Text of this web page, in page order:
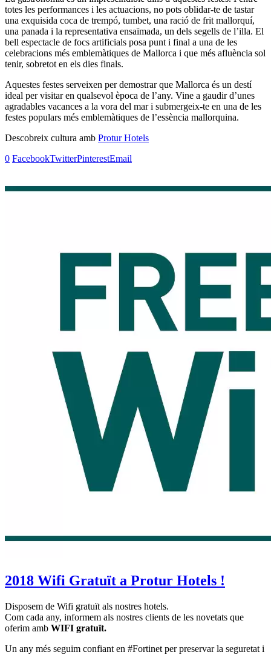
totes les performances i les actuacions, no pots oblidar-te de tastar
una exquisida coca de trempó, tumbet, una ració de frit mallorquí,
una panada i la representativa ensaïmada, un dels segells de l’illa. El
bell espectacle de focs artificials posa punt i final a una de les
celebracions més emblemàtiques de Mallorca i que més afluència sol
tenir, sobretot en els dies finals.
Aquestes festes serveixen per demostrar que Mallorca és un destí
ideal per visitar en qualsevol època de l’any. Vine a gaudir d’unes
agradables vacances a la vora del mar i submergeix-te en una de les
festes populars més emblemàtiques de l’essència mallorquina.
Descobreix cultura amb Protur Hotels
0 FacebookTwitterPinterestEmail
2018 Wifi Gratuït a Protur Hotels !
Disposem de Wifi gratuït als nostres hotels.
Com cada any, informem als nostres clients de les novetats que
oferim amb WIFI gratuït.
Un any més seguim confiant en #Fortinet per preservar la seguretat i